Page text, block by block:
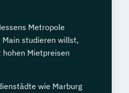
Metropole
Main studieren willst,
Mietpreisen
wie Marburg